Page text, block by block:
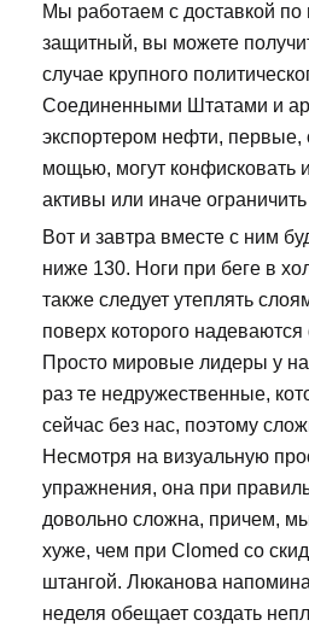
Мы работаем с доставкой по
защитный, вы можете
случае крупного
Соединенными Штатами и
экспортером нефти, первые,
мощью, могут конфисковать
активы или иначе
Вот и завтра вместе с ним
ниже 130. Ноги при беге в
также следует утеплять
поверх которого
Просто мировые лидеры у
раз те недружественные,
сейчас без нас, поэтому
Несмотря на визуальную
упражнения, она при
довольно сложна, причем,
хуже, чем при Clomed со
штангой. Люканова
неделя обещает создать